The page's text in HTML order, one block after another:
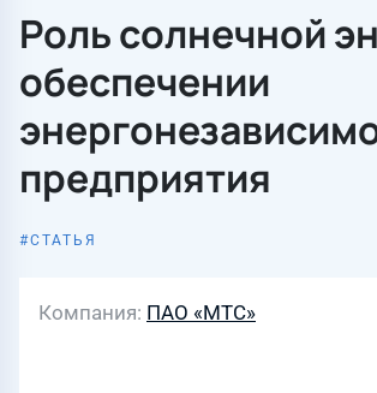
Роль солнечной
обеспечении
предприятия
СТАТЬЯ
Компания ПАО «МТС»